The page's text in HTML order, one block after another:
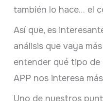
también lo hace… el
Así que, es
análisis que vaya
entender qué tipo
APP nos interesa
Uno de nuestros